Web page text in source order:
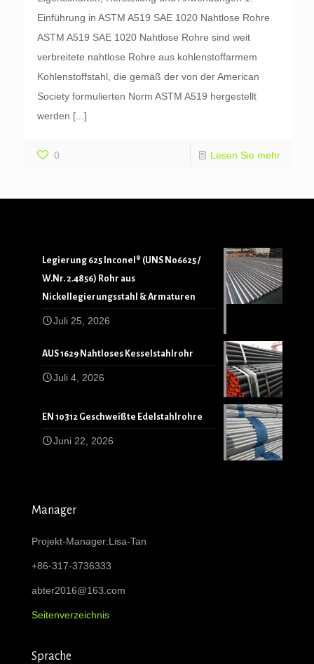
Einführung in ASTM A519 SAE 1020 Nahtlose Rohre
ASTM A519 SAE 1020 Nahtlose Rohre sind weit
verbreitete nahtlose Rohre aus kohlenstoffarmem
Kohlenstoffstahl, die gemäß der von der American
Society formulierten Norm ASTM A519 hergestellt
werden [...]
0 Lesen Sie mehr
Legierung 625 Inconel® (UNS N06625 /
W.Nr. 2.4856) Rohr aus
Nickellegierungsstahl & Armaturen
Juli 25, 2026
AUS 1629 Nahtloses Kesselstahlrohr
Juli 4, 2026
EN 10312 Geschweißte Edelstahlrohre
Juni 22, 2026
Manager
Projekt-Manager:Lisa-Tan
+86-317-3736333
abter2016@163.com
Seitenverzeichnis
Sprache